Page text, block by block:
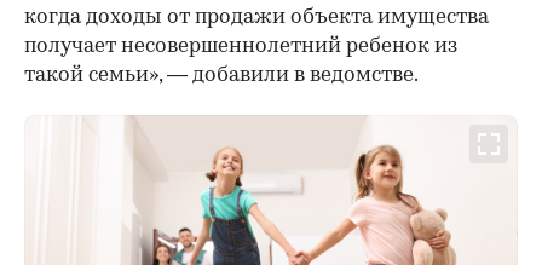
когда доходы от продажи объекта имущества
получает несовершеннолетний ребенок из
такой семьи», — добавили в ведомстве.